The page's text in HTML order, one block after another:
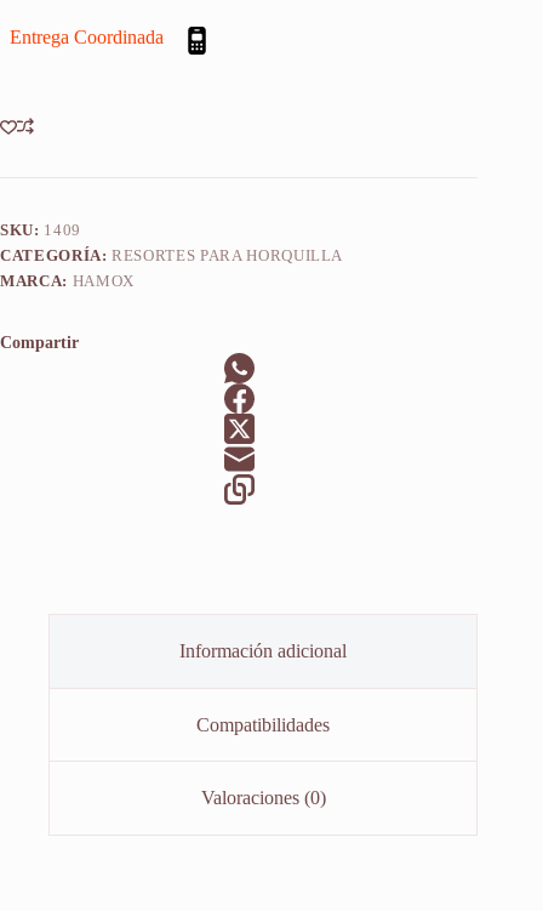
250
2u
cantidad
Entrega Coordinada
SKU: 1409
CATEGORÍA:RESORTES PARA HORQUILLA
MARCA: HAMOX
Compartir
Información adicional
Compatibilidades
Valoraciones (0)